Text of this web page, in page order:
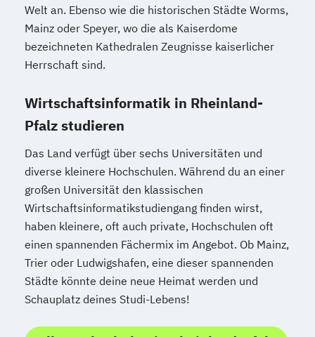
Welt an. Ebenso wie die historischen Städte Worms,
Mainz oder Speyer, wo die als Kaiserdome
bezeichneten Kathedralen Zeugnisse kaiserlicher
Herrschaft sind.
Wirtschaftsinformatik in Rheinland-
Pfalz studieren
Das Land verfügt über sechs Universitäten und
diverse kleinere Hochschulen. Während du an einer
großen Universität den klassischen
Wirtschaftsinformatikstudiengang finden wirst,
haben kleinere, oft auch private, Hochschulen oft
einen spannenden Fächermix im Angebot. Ob Mainz,
Trier oder Ludwigshafen, eine dieser spannenden
Städte könnte deine neue Heimat werden und
Schauplatz deines Studi-Lebens!